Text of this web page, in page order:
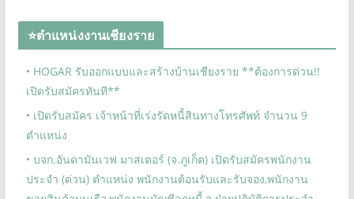
⭐ตำแหน่งงานเชียงราย
• HOGAR รับออกแบบและสร้างบ้านเชียงราย **ต้องการด่วน!!
เปิดรับสมัครทันที**
• เปิดรับสมัคร เจ้าหน้าที่เร่งรัดหนี้สินทางโทรศัพท์ จำนวน 9
ตำแหน่ง
• บจก.อันดามันเวฟ มาสเตอร์ (จ.ภูเก็ต) เปิดรับสมัครพนักงาน
ประจำ (ด่วน) ตำแหน่ง พนักงานต้อนรับและรับจอง,พนักงาน